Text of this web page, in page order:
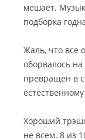
мешает.
подборка
Жаль, что все
оборвалось
превращен в
Хороший
не всем. 8 из